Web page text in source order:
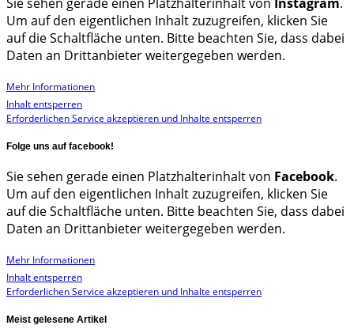
Um auf den eigentlichen Inhalt zuzugreifen, klicken Sie
auf die Schaltfläche unten. Bitte beachten Sie, dass dabei
Daten an Drittanbieter weitergegeben werden.
Mehr Informationen
Inhalt entsperren
Erforderlichen Service akzeptieren und Inhalte entsperren
Folge uns auf facebook!
Sie sehen gerade einen Platzhalterinhalt von Facebook.
Um auf den eigentlichen Inhalt zuzugreifen, klicken Sie
auf die Schaltfläche unten. Bitte beachten Sie, dass dabei
Daten an Drittanbieter weitergegeben werden.
Mehr Informationen
Inhalt entsperren
Erforderlichen Service akzeptieren und Inhalte entsperren
Meist gelesene Artikel